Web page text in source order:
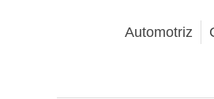
Automotriz